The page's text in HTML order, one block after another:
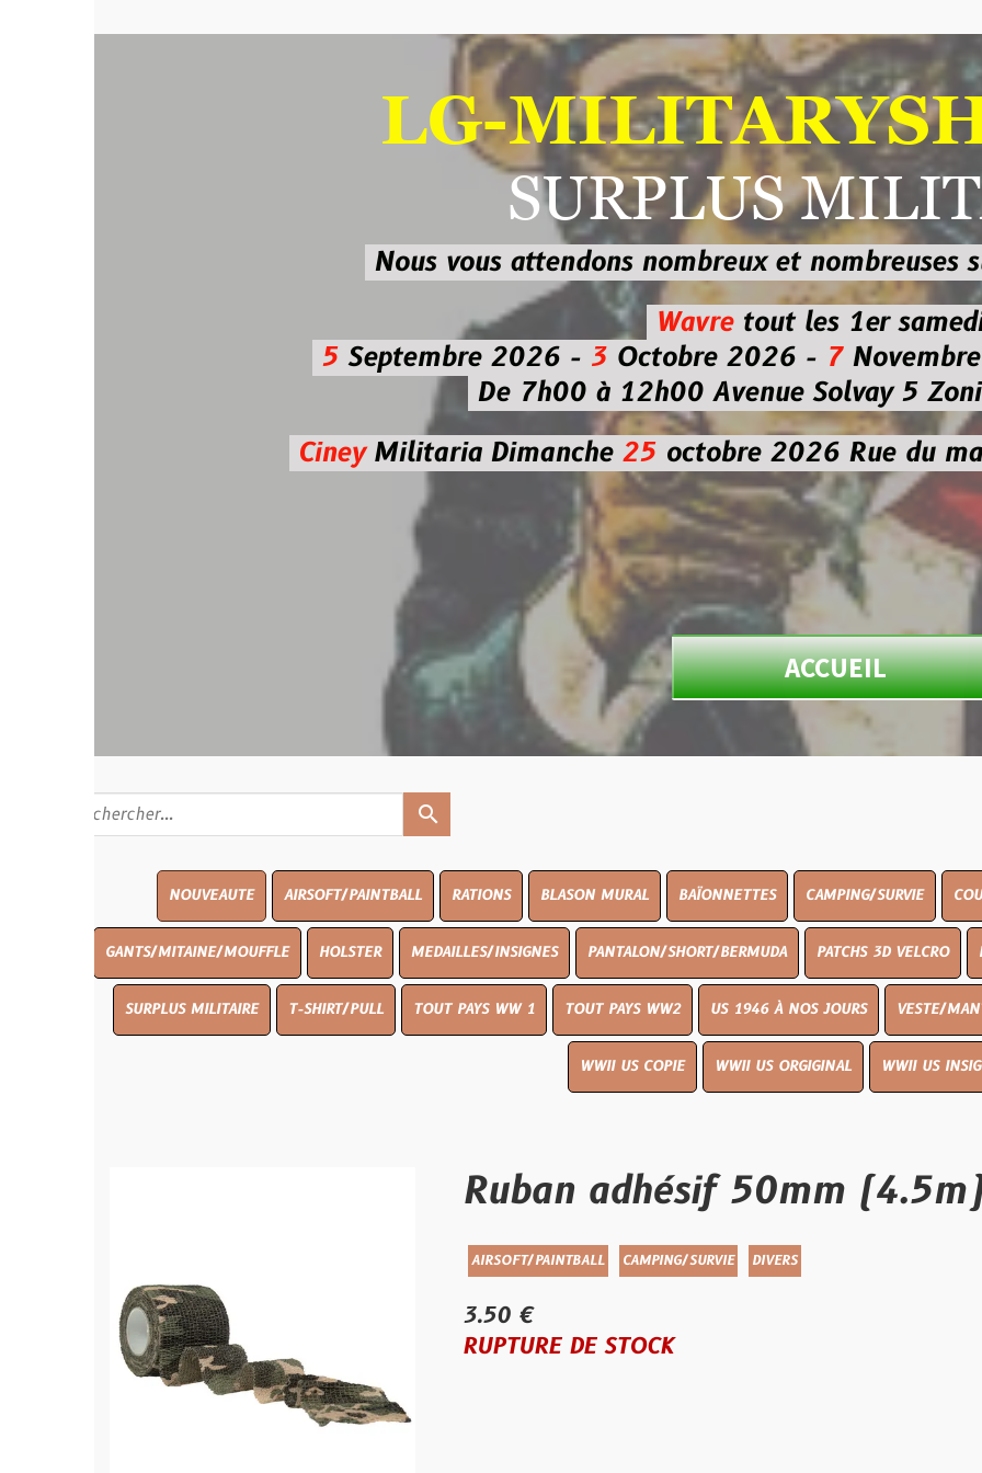
LG-
SURPLUS
Nous vous attendons nombreux et nombreusessur les
Wavre
tout les 1er samedi
Septembre 2026 -3Octobre 2026 - 7Novembre 2026
De 7h00 à 12h00 Avenue Solvay 5 Zoning
MilitariaDimanche25octobre 2026Rue du marché
ACCUEIL
AIRSOFT/PAINTBALL RATIONS BLASON MURAL BAÏONNETTES CAMPING/SURVIE COUTELLERIE
GANTS/MITAINE/MOUFFLE HOLSTER MEDAILLES/INSIGNES PANTALON/SHORT/BERMUDA PATCHS 3D VELCRO PEINTURE
SURPLUS MILITAIRE T-SHIRT/PULL TOUT PAYS WW 1 TOUT PAYS WW2 US 1946 À NOS JOURS VESTE/MANTEAU
WWII US COPIE WWII US ORGIGINAL WWII US INSIGNES
Ruban adhésif 50mm (4.5m)
AIRSOFT/PAINTBALL CAMPING/SURVIE DIVERS
RUPTURE DE STOCK